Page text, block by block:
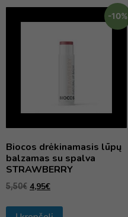
-10%
Biocos drėkinamasis lūpų
balzamas su spalva
STRAWBERRY
5,50€ 4,95€